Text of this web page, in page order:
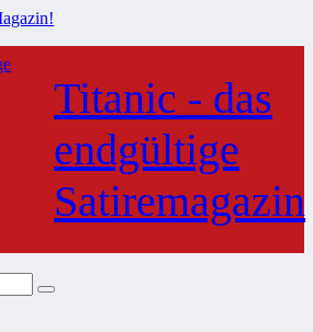
Titanic - das
endgültige
Satiremagazin